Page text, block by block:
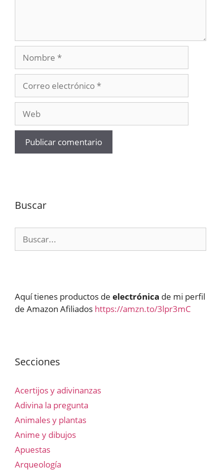
Nombre
electrónico
Buscar
Aquí tienes productos de electrónica de mi perfil
de Amazon Afiliados https://amzn.to/3lpr3mC
Secciones
Acertijos y adivinanzas
Adivina la pregunta
Animales y plantas
Anime y dibujos
Apuestas
Arqueología